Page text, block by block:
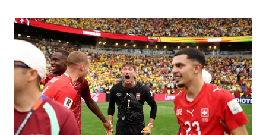
陕西省委书记赶赴柞水县杏坪镇
女孩摆摊卖菌子时收到北大通知书
改名后的“青海拉面”店
东方之约 相约未来